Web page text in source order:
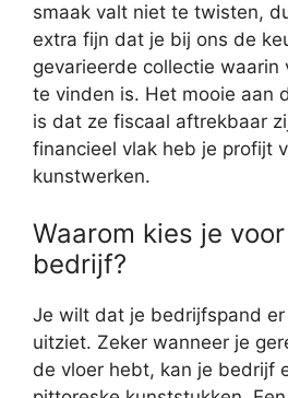
smaak valt niet te twisten,
extra fijn dat je bij ons de
gevarieerde collectie waarin
te vinden is. Het mooie aan
is dat ze fiscaal aftrekbaar
financieel vlak heb je profijt
kunstwerken.
Waarom kies je
bedrijf?
Je wilt dat je bedrijfspand
uitziet. Zeker wanneer je
de vloer hebt, kan je bedrijf